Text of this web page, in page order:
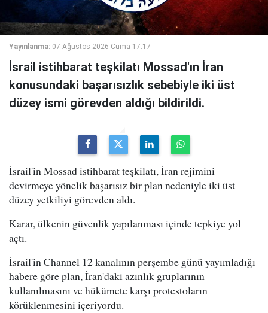
Yayınlanma: 07 Ağustos 2026 Cuma 17:17
İsrail istihbarat teşkilatı Mossad'ın İran
konusundaki başarısızlık sebebiyle iki üst
düzey ismi görevden aldığı bildirildi.
İsrail'in Mossad istihbarat teşkilatı, İran rejimini
devirmeye yönelik başarısız bir plan nedeniyle iki üst
düzey yetkiliyi görevden aldı.
Karar, ülkenin güvenlik yapılanması içinde tepkiye yol
açtı.
İsrail'in Channel 12 kanalının perşembe günü yayımladığı
habere göre plan, İran'daki azınlık gruplarının
kullanılmasını ve hükümete karşı protestoların
körüklenmesini içeriyordu.